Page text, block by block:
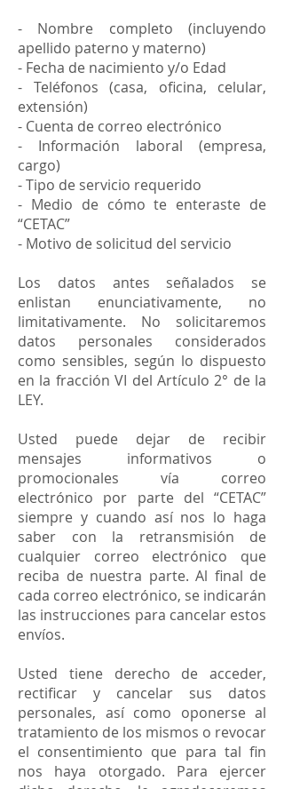
- Nombre completo (incluyendo
apellido paterno y materno)
- Fecha de nacimiento y/o Edad
- Teléfonos (casa, oficina, celular,
extensión)
- Cuenta de correo electrónico
- Información laboral (empresa,
cargo)
- Tipo de servicio requerido
- Medio de cómo te enteraste de
“CETAC”
- Motivo de solicitud del servicio
Los datos antes señalados se
enlistan enunciativamente, no
limitativamente. No solicitaremos
datos personales considerados
como sensibles, según lo dispuesto
en la fracción VI del Artículo 2° de la
LEY.
Usted puede dejar de recibir
mensajes informativos o
promocionales vía correo
electrónico por parte del “CETAC”
siempre y cuando así nos lo haga
saber con la retransmisión de
cualquier correo electrónico que
reciba de nuestra parte. Al final de
cada correo electrónico, se indicarán
las instrucciones para cancelar estos
envíos.
Usted tiene derecho de acceder,
rectificar y cancelar sus datos
personales, así como oponerse al
tratamiento de los mismos o revocar
el consentimiento que para tal fin
nos haya otorgado. Para ejercer